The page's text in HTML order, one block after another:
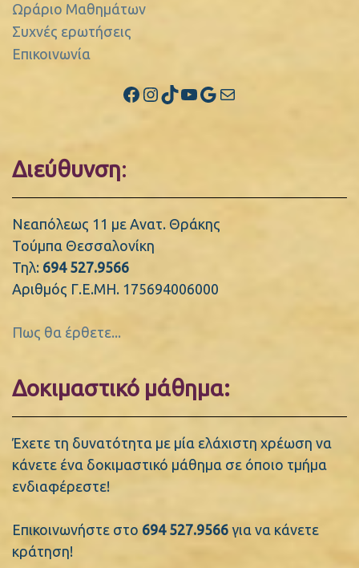
Ωράριο Μαθημάτων
Συχνές ερωτήσεις
Επικοινωνία
Facebook
Instagram
TikTok
YouTube
Google
Mail
Διεύθυνση:
Νεαπόλεως 11 με Ανατ. Θράκης
Τούμπα Θεσσαλονίκη
Τηλ: 694 527.9566
Αριθμός Γ.Ε.ΜΗ. 175694006000
Πως θα έρθετε...
Δοκιμαστικό μάθημα:
Έχετε τη δυνατότητα με μία ελάχιστη χρέωση να
κάνετε ένα δοκιμαστικό μάθημα σε όποιο τμήμα
ενδιαφέρεστε!
Επικοινωνήστε στο 694 527.9566 για να κάνετε
κράτηση!